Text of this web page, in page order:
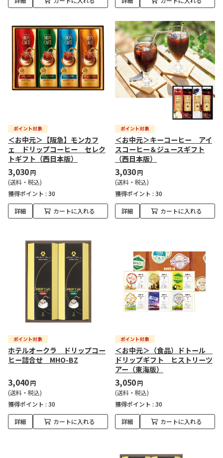
＜お中元＞【阪急】モンカフ
ェ ドリップコーヒー セレク
トギフト（西日本版）
3,030円
(送料・税込)
獲得ポイント : 30
詳細 カートに入れる
＜お中元＞キーコーヒー アイ
スコーヒー＆ジュースギフト
（西日本版）
3,030円
(送料・税込)
獲得ポイント : 30
詳細 カートに入れる
ホテルオークラ ドリップコー
ヒー詰合せ MHO-BZ
3,040円
(送料・税込)
獲得ポイント : 30
詳細 カートに入れる
＜お中元＞（食品）ドトール
ドリップギフト ヒストリーツ
アー（東海版）
3,050円
(送料・税込)
獲得ポイント : 30
詳細 カートに入れる